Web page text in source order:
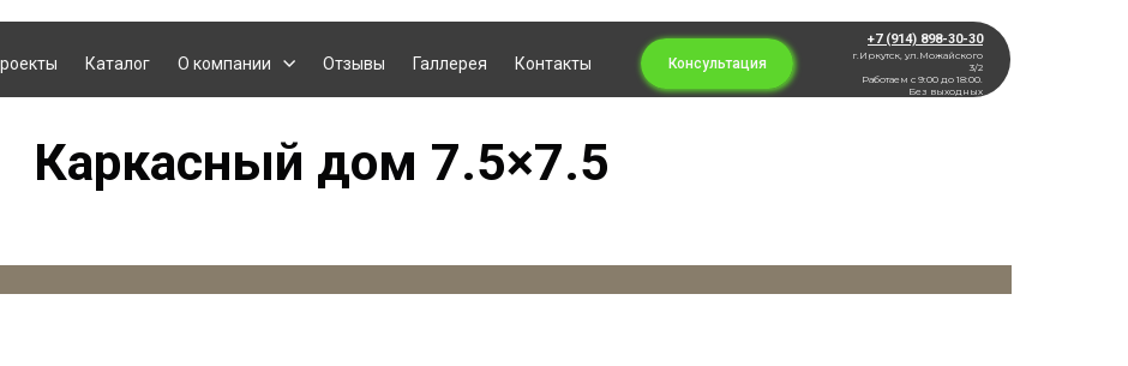
Каталог О компании Отзывы Галлерея Контакты Консультация
+7 (914) 898-30-30
г.Иркутск, ул.Можайского
3/2
Работаем с 9:00 до 18:00.
Без выходных
Каркасный дом 7.5×7.5